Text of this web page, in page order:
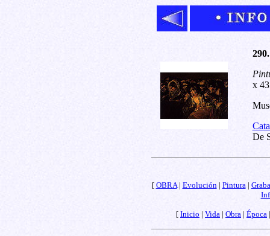
x
De
[ OBRA| Evolución| Pintura|
[ Inicio | Vida | Obra | Época